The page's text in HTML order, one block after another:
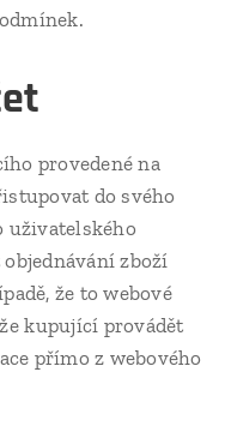
provedené na
do svého
uživatelského
zboží
že to webové
kupující provádět
přímo z webového